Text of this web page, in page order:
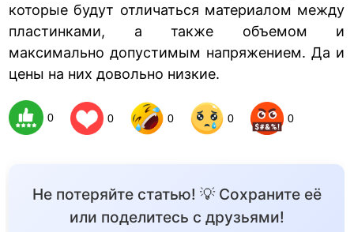
которые будут отличаться материалом между
пластинками, а также объемом и
максимально допустимым напряжением. Да и
цены на них довольно низкие.
0 0 0 0 0
Не потеряйте статью! 💡 Сохраните её
или поделитесь с друзьями!